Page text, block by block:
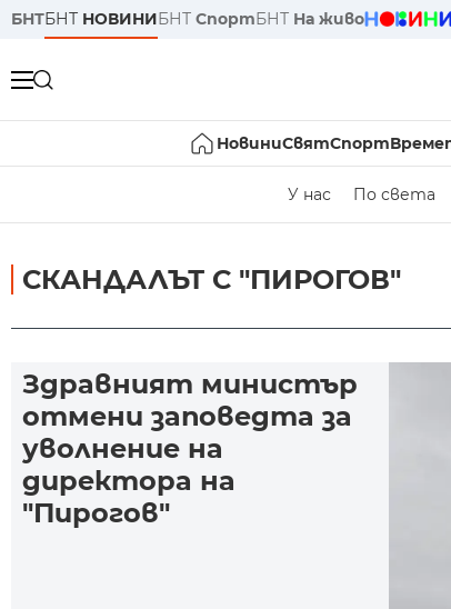
БНТБНТ НОВИНИБНТ СпортБНТ На живо
НовиниСвятСпорт
У нас По света
СКАНДАЛЪТ С "ПИРОГОВ"
Здравният министър
отмени заповедта за
уволнение на
директора на
"Пирогов"